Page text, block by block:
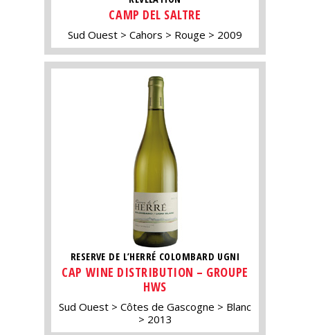
CAMP DEL SALTRE
Sud Ouest Cahors Rouge 2009
RESERVE DE L’HERRÉ COLOMBARD UGNI
CAP WINE DISTRIBUTION – GROUPE
HWS
Sud Ouest Côtes de Gascogne
Blanc
2013